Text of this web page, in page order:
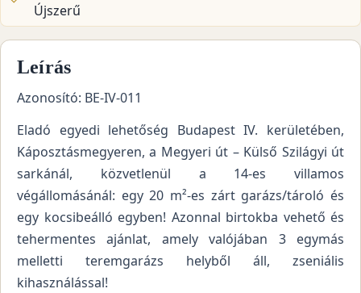
Újszerű
Leírás
Azonosító: BE-IV-011
Eladó egyedi lehetőség Budapest IV. kerületében,
Káposztásmegyeren, a Megyeri út – Külső Szilágyi út
sarkánál, közvetlenül a 14-es villamos
végállomásánál: egy 20 m²-es zárt garázs/tároló és
egy kocsibeálló egyben! Azonnal birtokba vehető és
tehermentes ajánlat, amely valójában 3 egymás
melletti teremgarázs helyből áll, zseniális
kihasználással!